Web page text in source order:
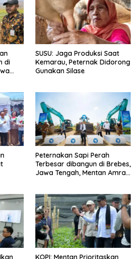
di
SUSU: Jaga Produksi Saat
Kemarau, Peternak Didorong
Gunakan Silase
Peternakan Sapi Perah
Terbesar dibangun di Brebes,
Jawa Tengah, Mentan Amran
KOPI: Mentan Prioritaskan